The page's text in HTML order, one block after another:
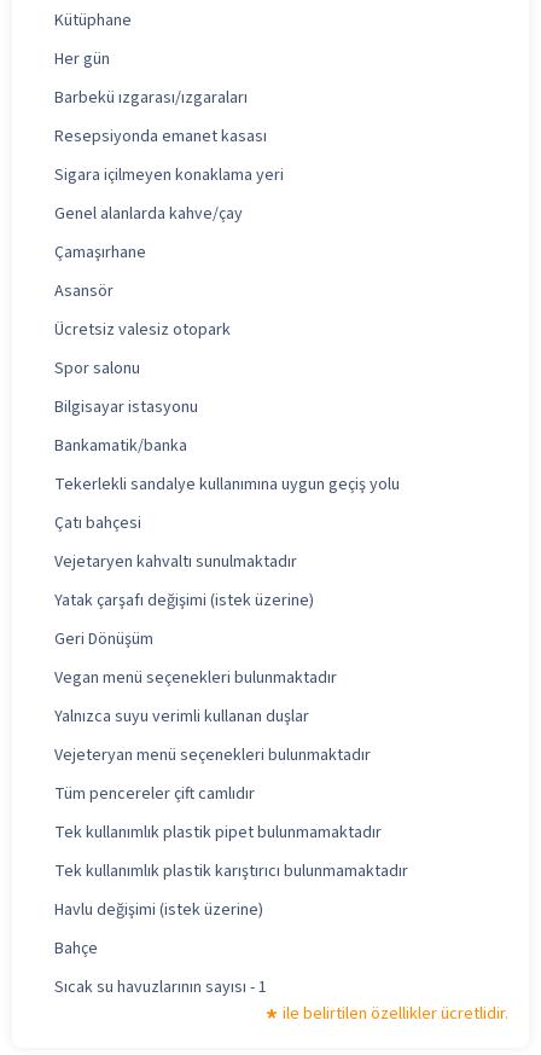
Kütüphane
Her gün
Barbekü ızgarası/ızgaraları
Resepsiyonda emanet kasası
Sigara içilmeyen konaklama yeri
Genel alanlarda kahve/çay
Çamaşırhane
Asansör
Ücretsiz valesiz otopark
Spor salonu
Bilgisayar istasyonu
Bankamatik/banka
Tekerlekli sandalye kullanımına uygun geçiş yolu
Çatı bahçesi
Vejetaryen kahvaltı sunulmaktadır
Yatak çarşafı değişimi (istek üzerine)
Geri Dönüşüm
Vegan menü seçenekleri bulunmaktadır
Yalnızca suyu verimli kullanan duşlar
Vejeteryan menü seçenekleri bulunmaktadır
Tüm pencereler çift camlıdır
Tek kullanımlık plastik pipet bulunmamaktadır
Tek kullanımlık plastik karıştırıcı bulunmamaktadır
Havlu değişimi (istek üzerine)
Bahçe
Sıcak su havuzlarının sayısı - 1
ile belirtilen özellikler ücretlidir.